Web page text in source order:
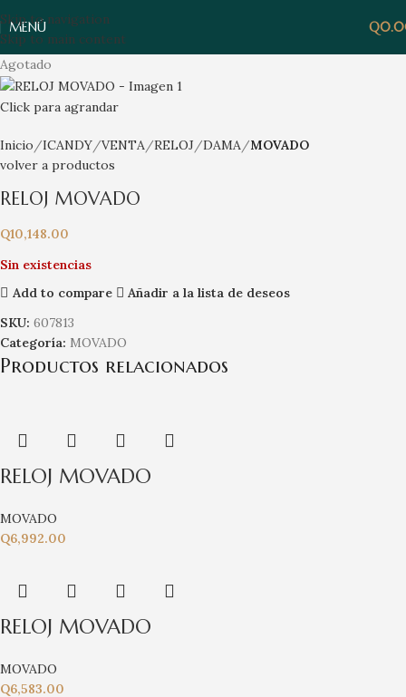
Skip to navigation
Skip to main content
MENÚ Q
Agotado
Click para agrandar
Inicio ICANDY VENTA RELOJ DAMA
MOVADO
volver a productos
RELOJ MOVADO
Q10,148.00
Sin existencias
Add to compare
Añadir a la lista de deseos
SKU: 607813
Categoría: MOVADO
Productos relacionados
RELOJ MOVADO
MOVADO
Q6,992.00
RELOJ MOVADO
MOVADO
Q6,583.00